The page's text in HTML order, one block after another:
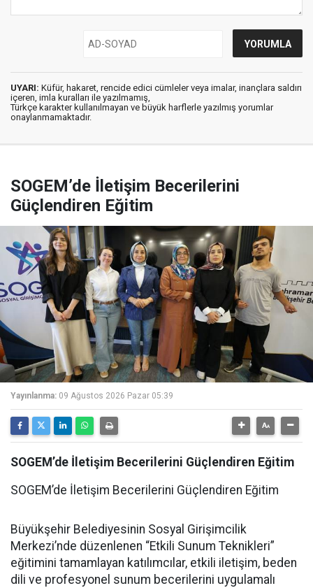
UYARI: Küfür, hakaret, rencide edici cümleler veya imalar, inançlara saldırı
içeren, imla kuralları ile yazılmamış,
Türkçe karakter kullanılmayan ve büyük harflerle yazılmış yorumlar
onaylanmamaktadır.
SOGEM’de İletişim Becerilerini
Güçlendiren Eğitim
Yayınlanma: 09 Ağustos 2026 Pazar 05:39
SOGEM’de İletişim Becerilerini Güçlendiren Eğitim
SOGEM’de İletişim Becerilerini Güçlendiren Eğitim
Büyükşehir Belediyesinin Sosyal Girişimcilik
Merkezi’nde düzenlenen “Etkili Sunum Teknikleri”
eğitimini tamamlayan katılımcılar, etkili iletişim, beden
dili ve profesyonel sunum becerilerini uygulamalı